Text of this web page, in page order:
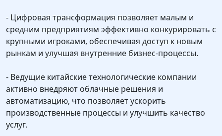
- Цифровая трансформация позволяет малым и
средним предприятиям эффективно конкурировать с
крупными игроками, обеспечивая доступ к новым
рынкам и улучшая внутренние бизнес-процессы.
- Ведущие китайские технологические компании
активно внедряют облачные решения и
автоматизацию, что позволяет ускорить
производственные процессы и улучшить качество
услуг.